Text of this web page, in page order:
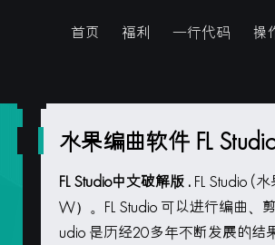
首页 福利 一行代码 操
水果编曲软件 FL
FL Studio中文破解版 . FL Studio (
W）。FL Studio 可以进行编曲、
udio 是历经20多年不断发展的结